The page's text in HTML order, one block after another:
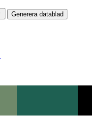
Generera datablad